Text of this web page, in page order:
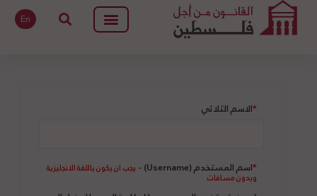
En
*الاسم الثلاثي
*اسم المستخدم (Username) - يجب ان يكون باللغة الانجليزية
وبدون مسافات